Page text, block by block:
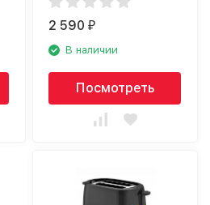
2 590₽
В наличии
Посмотреть